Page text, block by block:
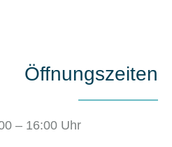
Öffnungszeiten
– 16:00 Uhr